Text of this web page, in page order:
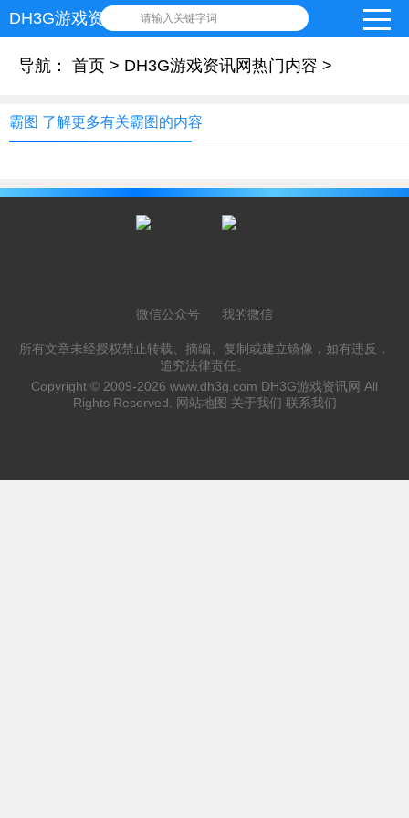
DH3G游戏资讯网 请输入关键字词
导航： 首页 > DH3G游戏资讯网热门内容 >
霸图 了解更多有关霸图的内容
微信公众号 我的微信
所有文章未经授权禁止转载、摘编、复制或建立镜像，如有违反，
追究法律责任。
Copyright © 2009-2026 www.dh3g.com DH3G游戏资讯网 All
Rights Reserved.
网站地图 关于我们 联系我们